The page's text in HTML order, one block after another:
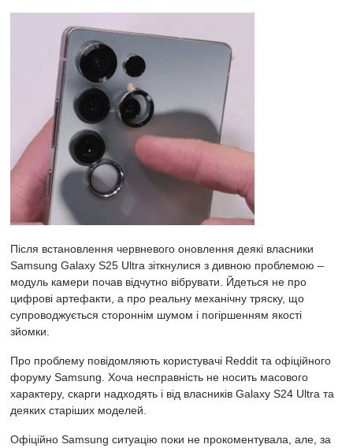
Після встановлення червневого оновлення деякі власники
Samsung Galaxy S25 Ultra зіткнулися з дивною проблемою –
модуль камери почав відчутно вібрувати. Йдеться не про
цифрові артефакти, а про реальну механічну тряску, що
супроводжується стороннім шумом і погіршенням якості
зйомки.
Про проблему повідомляють користувачі Reddit та офіційного
форуму Samsung. Хоча несправність не носить масового
характеру, скарги надходять і від власників Galaxy S24 Ultra та
деяких старіших моделей.
Офіційно Samsung ситуацію поки не прокоментувала, але, за